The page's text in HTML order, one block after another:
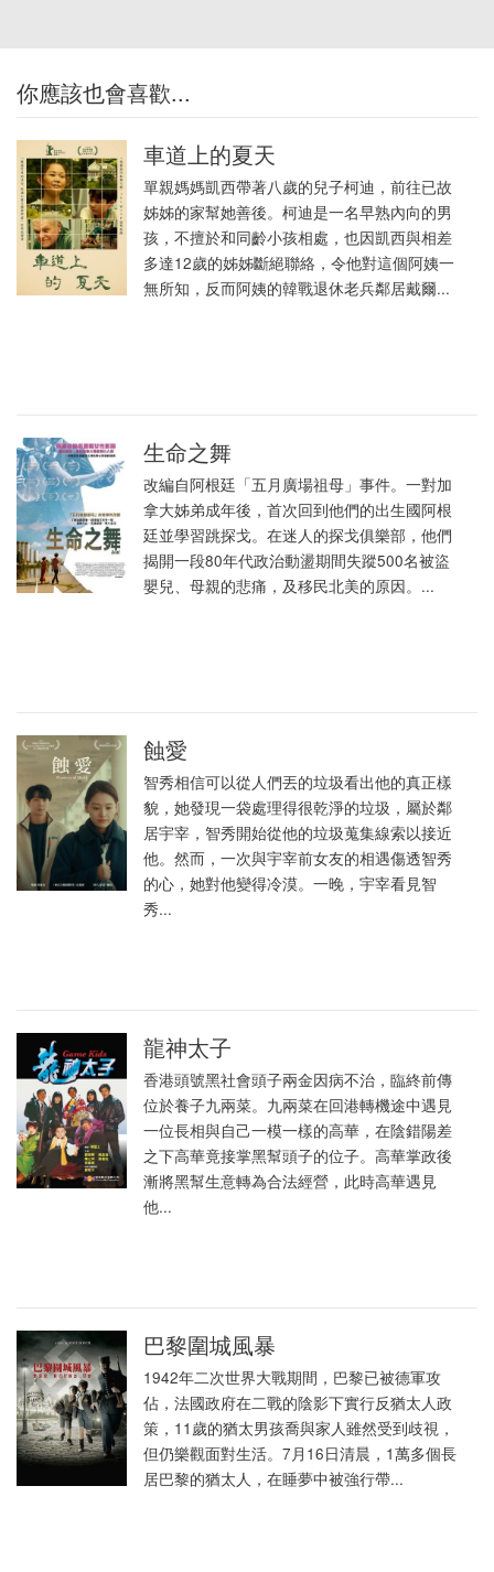
你應該也會喜歡...
車道上的夏天
單親媽媽凱西帶著八歲的兒子柯迪，前往已故
姊姊的家幫她善後。柯迪是一名早熟內向的男
孩，不擅於和同齡小孩相處，也因凱西與相差
多達12歲的姊姊斷絕聯絡，令他對這個阿姨一
無所知，反而阿姨的韓戰退休老兵鄰居戴爾...
生命之舞
改編自阿根廷「五月廣場祖母」事件。一對加
拿大姊弟成年後，首次回到他們的出生國阿根
廷並學習跳探戈。在迷人的探戈俱樂部，他們
揭開一段80年代政治動盪期間失蹤500名被盜
嬰兒、母親的悲痛，及移民北美的原因。...
蝕愛
智秀相信可以從人們丟的垃圾看出他的真正樣
貌，她發現一袋處理得很乾淨的垃圾，屬於鄰
居宇宰，智秀開始從他的垃圾蒐集線索以接近
他。然而，一次與宇宰前女友的相遇傷透智秀
的心，她對他變得冷漠。一晚，宇宰看見智
秀...
龍神太子
香港頭號黑社會頭子兩金因病不治，臨終前傳
位於養子九兩菜。九兩菜在回港轉機途中遇見
一位長相與自己一模一樣的高華，在陰錯陽差
之下高華竟接掌黑幫頭子的位子。高華掌政後
漸將黑幫生意轉為合法經營，此時高華遇見
他...
巴黎圍城風暴
1942年二次世界大戰期間，巴黎已被德軍攻
佔，法國政府在二戰的陰影下實行反猶太人政
策，11歲的猶太男孩喬與家人雖然受到歧視，
但仍樂觀面對生活。7月16日清晨，1萬多個長
居巴黎的猶太人，在睡夢中被強行帶...